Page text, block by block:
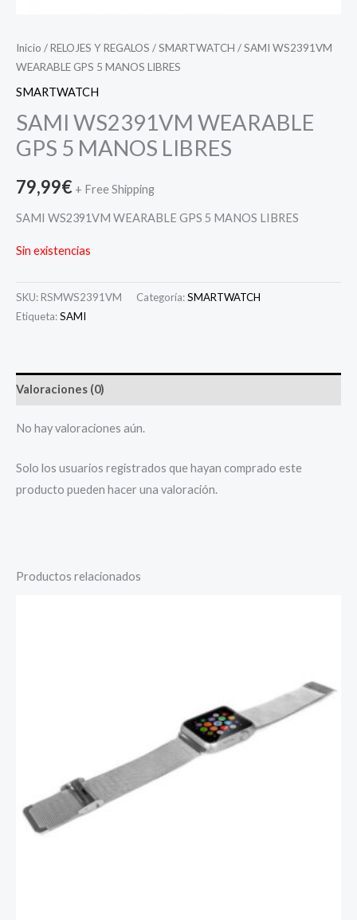
Inicio /RELOJES Y REGALOS /SMARTWATCH / SAMI WS2391VM
WEARABLE GPS 5 MANOS LIBRES
SMARTWATCH
SAMI WS2391VM WEARABLE
GPS 5 MANOS LIBRES
79,99€ + Free Shipping
SAMI WS2391VM WEARABLE GPS 5 MANOS LIBRES
Sin existencias
SKU: RSMWS2391VM Categoría:SMARTWATCH
Etiqueta:SAMI
Valoraciones (0)
No hay valoraciones aún.
Solo los usuarios registrados que hayan comprado este
producto pueden hacer una valoración.
Productos relacionados